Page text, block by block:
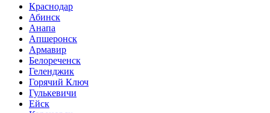
Краснодар
Абинск
Анапа
Апшеронск
Армавир
Белореченск
Геленджик
Горячий Ключ
Гулькевичи
Ейск